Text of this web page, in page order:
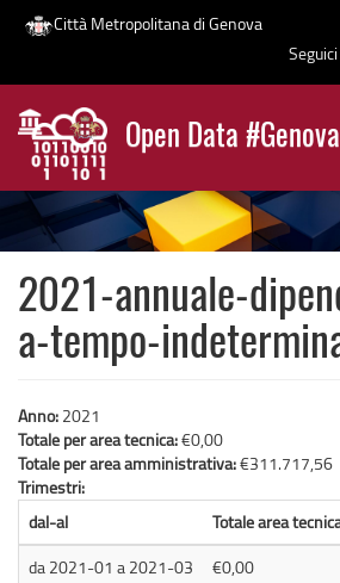
Salta
contenuto
principale
Città Metropolitana di Genova
Open Data
News
2021-annuale-
a-tempo-
Anno: 2021
Totale per area tecnica:€0,00
Totale per area amministrativa:€311.717,56
Trimestri:
dal-al
Totale area
da 2021-01 a 2021-03 €0,00